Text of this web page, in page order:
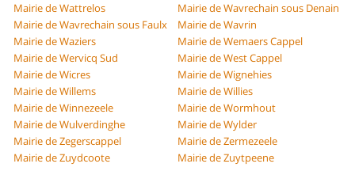
Mairie de Wattrelos
Mairie de Wavrechain sous Denain
Mairie de Wavrechain sous Faulx
Mairie de Wavrin
Mairie de Waziers
Mairie de Wemaers Cappel
Mairie de Wervicq Sud
Mairie de West Cappel
Mairie de Wicres
Mairie de Wignehies
Mairie de Willems
Mairie de Willies
Mairie de Winnezeele
Mairie de Wormhout
Mairie de Wulverdinghe
Mairie de Wylder
Mairie de Zegerscappel
Mairie de Zermezeele
Mairie de Zuydcoote
Mairie de Zuytpeene